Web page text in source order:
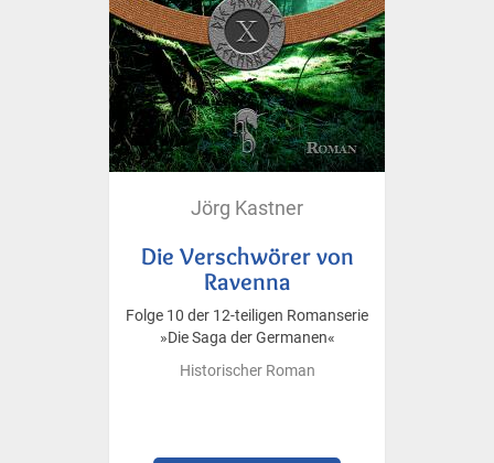
Jörg Kastner
Die Verschwörer von
Ravenna
Folge 10 der 12-teiligen Romanserie
»Die Saga der Germanen«
Historischer Roman